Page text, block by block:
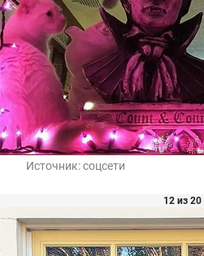
Источник:соцсети
12 из 20